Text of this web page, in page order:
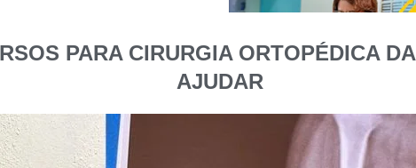
PARA CIRURGIA ORTOPÉDICA
AJUDAR